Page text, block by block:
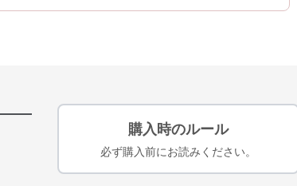
購入時のルール
必ず購入前にお読みください。